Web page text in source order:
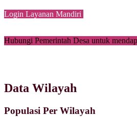
Login Layanan Mandiri
Hubungi Pemerintah Desa untuk
Data Wilayah
Populasi Per Wilayah